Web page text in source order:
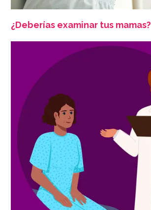
¿Deberías examinar tus mamas?